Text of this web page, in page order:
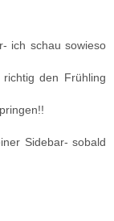
ich schau sowieso
den Frühling
Sidebar- sobald